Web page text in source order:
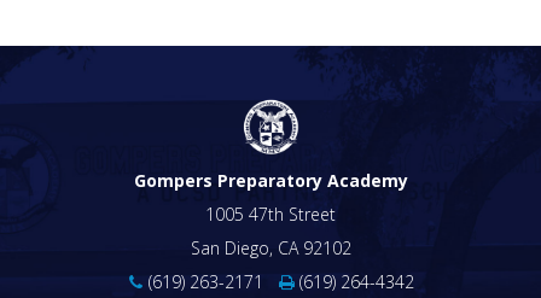
Gompers Preparatory Academy
1005 47th Street
San Diego, CA 92102
(619) 263-2171
(619) 264-4342